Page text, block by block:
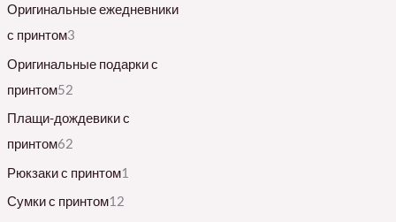
Оригинальные ежедневники
с принтом3
Оригинальные подарки с
принтом52
Плащи-дождевики с
принтом62
Рюкзаки с принтом1
Сумки с принтом12